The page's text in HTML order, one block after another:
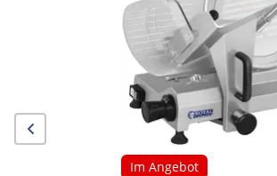
Im Angebot